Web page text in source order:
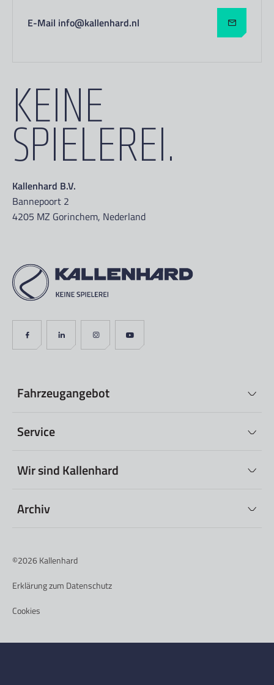
E-Mail info@kallenhard.nl
KEINE
SPIELEREI.
Kallenhard B.V.
Bannepoort 2
4205 MZ Gorinchem, Nederland
Fahrzeugangebot
Service
Wir sind Kallenhard
Archiv
©2026 Kallenhard
Erklärung zum Datenschutz
Cookies